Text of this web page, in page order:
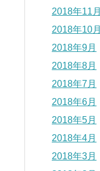
2018年11月
2018年10月
2018年9月
2018年8月
2018年7月
2018年6月
2018年5月
2018年4月
2018年3月